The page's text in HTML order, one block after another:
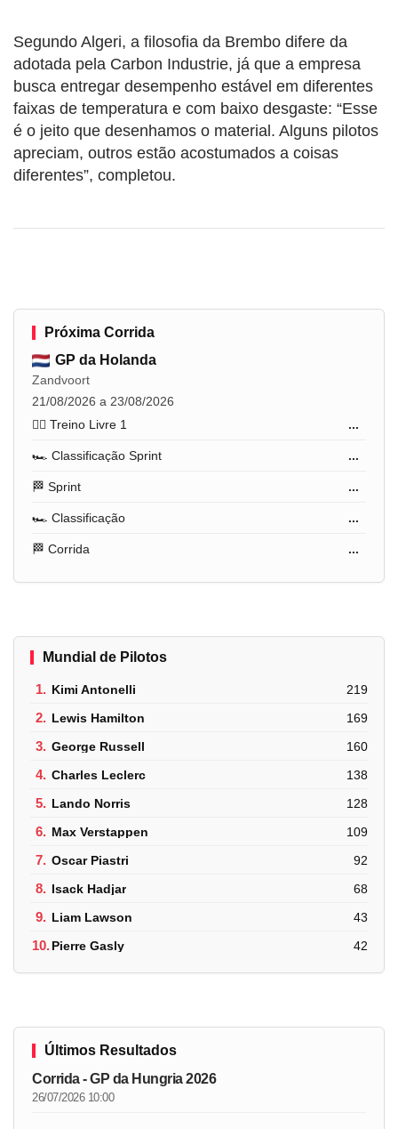
Segundo Algeri, a filosofia da Brembo difere da
adotada pela Carbon Industrie, já que a empresa
busca entregar desempenho estável em diferentes
faixas de temperatura e com baixo desgaste: “Esse
é o jeito que desenhamos o material. Alguns pilotos
apreciam, outros estão acostumados a coisas
diferentes”, completou.
Próxima Corrida
GP da Holanda
Zandvoort
21/08/2026 a 23/08/2026
🏋️‍♂️ Treino Livre 1
...
🏎️ Classificação Sprint ...
🏁 Sprint ...
🏎️ Classificação ...
🏁 Corrida ...
Mundial de Pilotos
1. Kimi Antonelli 219
2. Lewis Hamilton 169
3. George Russell 160
4. Charles Leclerc 138
5. Lando Norris 128
6. Max Verstappen 109
7. Oscar Piastri 92
8. Isack Hadjar 68
9. Liam Lawson 43
10.Pierre Gasly 42
Últimos Resultados
Corrida - GP da Hungria 2026
26/07/2026 10:00